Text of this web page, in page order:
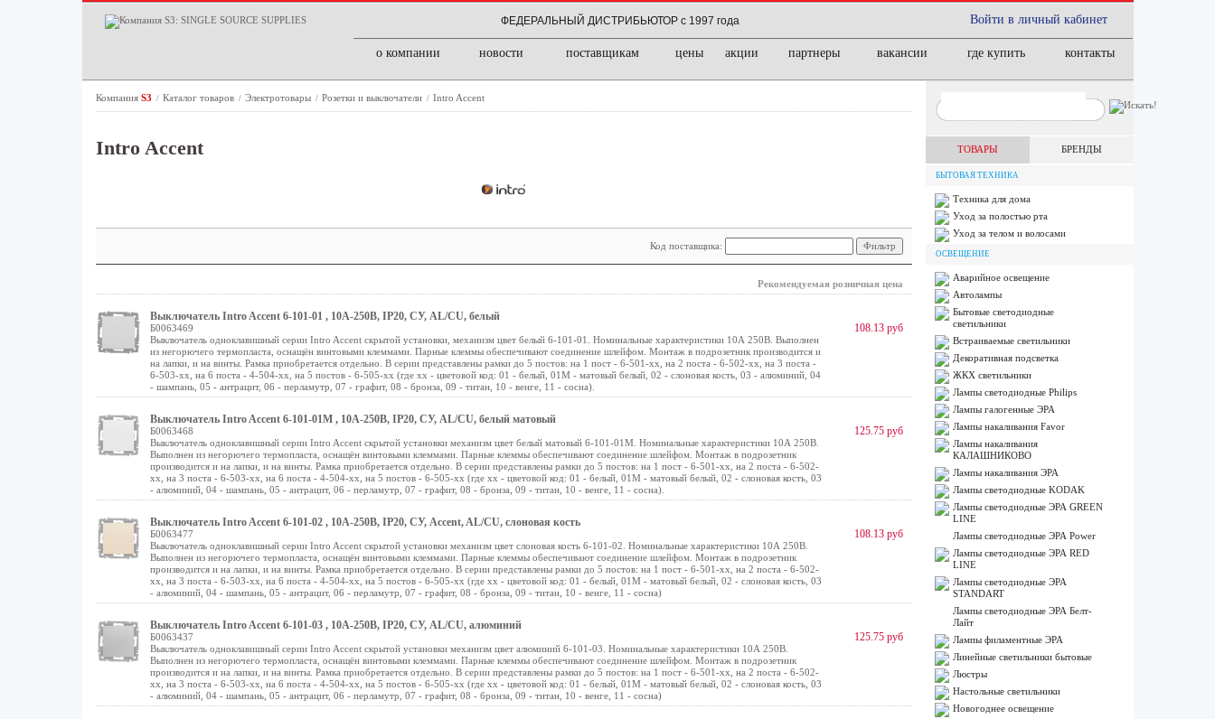
Войти в личный кабинет
ФЕДЕРАЛЬНЫЙ ДИСТРИБЬЮТОР с 1997 года
о компании новости поставщикам цены акции партнеры вакансии где купить контакты
Компания S3 / Каталог товаров / Электротовары / Розетки и выключатели / Intro Accent
Intro Accent
Код поставщика:
Рекомендуемая розничная цена
Выключатель Intro Accent 6-101-01 , 10А-250В, IP20, СУ, AL/CU, белый
Б0063469
Выключатель одноклавишный серии Intro Accent скрытой установки, механизм цвет белый 6-101-01. Номинальные характеристики 10А 250В. Выполнен
из негорючего термопласта, оснащён винтовыми клеммами. Парные клеммы обеспечивают соединение шлейфом. Монтаж в подрозетник производится и
на лапки, и на винты. Рамка приобретается отдельно. В серии представлены рамки до 5 постов: на 1 пост - 6-501-хх, на 2 поста - 6-502-хх, на 3 поста -
6-503-хх, на 6 поста - 4-504-хх, на 5 постов - 6-505-хх (где хх - цветовой код: 01 - белый, 01М - матовый белый, 02 - слоновая кость, 03 - алюминий, 04
- шампань, 05 - антрацит, 06 - перламутр, 07 - графит, 08 - бронза, 09 - титан, 10 - венге, 11 - сосна).
108.13 руб
Выключатель Intro Accent 6-101-01М , 10А-250В, IP20, СУ, AL/CU, белый матовый
Б0063468
Выключатель одноклавишный серии Intro Accent скрытой установки механизм цвет белый матовый 6-101-01М. Номинальные характеристики 10А 250В.
Выполнен из негорючего термопласта, оснащён винтовыми клеммами. Парные клеммы обеспечивают соединение шлейфом. Монтаж в подрозетник
производится и на лапки, и на винты. Рамка приобретается отдельно. В серии представлены рамки до 5 постов: на 1 пост - 6-501-хх, на 2 поста - 6-502-
хх, на 3 поста - 6-503-хх, на 6 поста - 4-504-хх, на 5 постов - 6-505-хх (где хх - цветовой код: 01 - белый, 01М - матовый белый, 02 - слоновая кость, 03
- алюминий, 04 - шампань, 05 - антрацит, 06 - перламутр, 07 - графит, 08 - бронза, 09 - титан, 10 - венге, 11 - сосна).
125.75 руб
Выключатель Intro Accent 6-101-02 , 10А-250В, IP20, СУ, Accent, AL/CU, слоновая кость
Б0063477
Выключатель одноклавишный серии Intro Accent скрытой установки механизм цвет слоновая кость 6-101-02. Номинальные характеристики 10А 250В.
Выполнен из негорючего термопласта, оснащён винтовыми клеммами. Парные клеммы обеспечивают соединение шлейфом. Монтаж в подрозетник
производится и на лапки, и на винты. Рамка приобретается отдельно. В серии представлены рамки до 5 постов: на 1 пост - 6-501-хх, на 2 поста - 6-502-
хх, на 3 поста - 6-503-хх, на 6 поста - 4-504-хх, на 5 постов - 6-505-хх (где хх - цветовой код: 01 - белый, 01М - матовый белый, 02 - слоновая кость, 03
- алюминий, 04 - шампань, 05 - антрацит, 06 - перламутр, 07 - графит, 08 - бронза, 09 - титан, 10 - венге, 11 - сосна)
108.13 руб
Выключатель Intro Accent 6-101-03 , 10А-250В, IP20, СУ, AL/CU, алюминий
Б0063437
Выключатель одноклавишный серии Intro Accent скрытой установки механизм цвет алюминий 6-101-03. Номинальные характеристики 10А 250В.
Выполнен из негорючего термопласта, оснащён винтовыми клеммами. Парные клеммы обеспечивают соединение шлейфом. Монтаж в подрозетник
производится и на лапки, и на винты. Рамка приобретается отдельно. В серии представлены рамки до 5 постов: на 1 пост - 6-501-хх, на 2 поста - 6-502-
хх, на 3 поста - 6-503-хх, на 6 поста - 4-504-хх, на 5 постов - 6-505-хх (где хх - цветовой код: 01 - белый, 01М - матовый белый, 02 - слоновая кость, 03
- алюминий, 04 - шампань, 05 - антрацит, 06 - перламутр, 07 - графит, 08 - бронза, 09 - титан, 10 - венге, 11 - сосна)
125.75 руб
ТОВАРЫ БРЕНДЫ
БЫТОВАЯ ТЕХНИКА
Техника для дома
Уход за полостью рта
Уход за телом и волосами
ОСВЕЩЕНИЕ
Аварийное освещение
Автолампы
Бытовые светодиодные
светильники
Встраиваемые светильники
Декоративная подсветка
ЖКХ светильники
Лампы cветодиодные Philips
Лампы галогенные ЭРА
Лампы накаливания Favor
Лампы накаливания
КАЛАШНИКОВО
Лампы накаливания ЭРА
Лампы светодиодные KODAK
Лампы светодиодные ЭРА GREEN
LINE
Лампы светодиодные ЭРА Power
Лампы светодиодные ЭРА RED
LINE
Лампы светодиодные ЭРА
STANDART
Лампы светодиодные ЭРА Белт-
Лайт
Лампы филаментные ЭРА
Линейные светильники бытовые
Люстры
Настольные светильники
Новогоднее освещение